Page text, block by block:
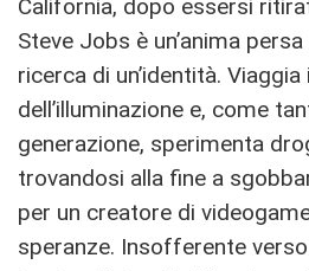
California, dopo essersi
Steve Jobs è un’anima
ricerca di un’identità.
dell’illuminazione e, come
generazione, sperimenta
trovandosi alla fine a
per un creatore di
speranze. Insofferente